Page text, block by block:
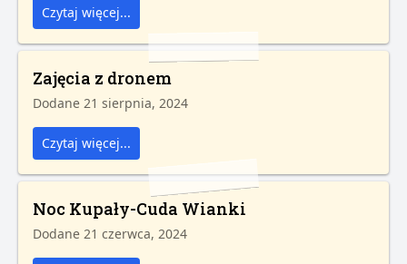
Czytaj więcej...
Zajęcia z dronem
Dodane 21 sierpnia, 2024
Czytaj więcej...
Noc Kupały-Cuda Wianki
Dodane 21 czerwca, 2024